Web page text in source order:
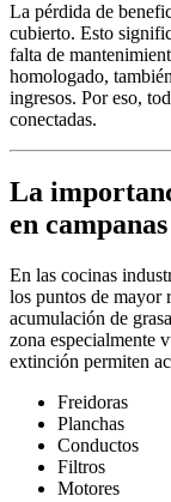
La pérdida de
cubierto. Esto
falta de
homologado,
ingresos. Por eso,
conectadas.
La
en
En las cocinas
los puntos de mayor
acumulación de
zona especialmente
extinción permiten
Freidoras
Planchas
Conductos
Filtros
Motores